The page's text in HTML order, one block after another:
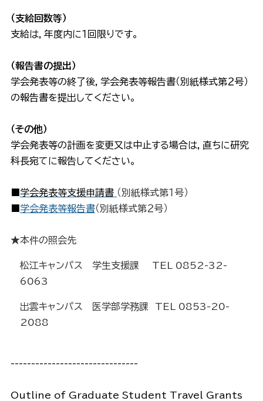
（支給回数等）
支給は，年度内に１回限りです。
（報告書の提出）
学会発表等の終了後，学会発表等報告書（別紙様式第２号）
の報告書を提出してください。
（その他）
学会発表等の計画を変更又は中止する場合は，直ちに研究
科長宛てに報告してください。
学会発表等支援申請書 （別紙様式第１号）
学会発表等報告書（別紙様式第２号）
★本件の照会先
松江キャンパス 学生支援課 TEL
0852-32-
6063
出雲キャンパス 医学部学務課 TEL
0853-20-
2088
-------------------------------
Outline of Graduate Student Travel Grants